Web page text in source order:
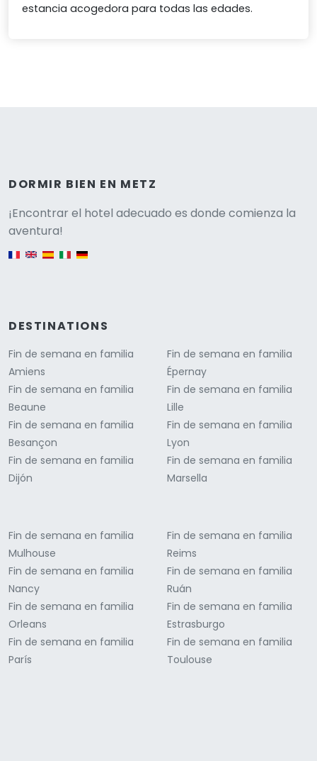
estancia acogedora para todas las edades.
DORMIR BIEN EN METZ
¡Encontrar el hotel adecuado es donde comienza la
aventura!
DESTINATIONS
Fin de semana en familia
Amiens
Fin de semana en familia
Beaune
Fin de semana en familia
Besançon
Fin de semana en familia
Dijón
Fin de semana en familia
Épernay
Fin de semana en familia
Lille
Fin de semana en familia
Lyon
Fin de semana en familia
Marsella
Fin de semana en familia
Mulhouse
Fin de semana en familia
Nancy
Fin de semana en familia
Orleans
Fin de semana en familia
París
Fin de semana en familia
Reims
Fin de semana en familia
Ruán
Fin de semana en familia
Estrasburgo
Fin de semana en familia
Toulouse